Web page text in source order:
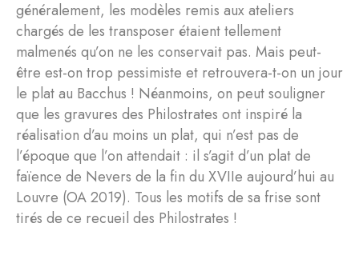
généralement, les modèles remis aux ateliers
chargés de les transposer étaient tellement
malmenés qu’on ne les conservait pas. Mais peut-
être est-on trop pessimiste et retrouvera-t-on un jour
le plat au Bacchus ! Néanmoins, on peut souligner
que les gravures des Philostrates ont inspiré la
réalisation d’au moins un plat, qui n’est pas de
l’époque que l’on attendait : il s’agit d’un plat de
faïence de Nevers de la fin du XVIIe aujourd’hui au
Louvre (OA 2019). Tous les motifs de sa frise sont
tirés de ce recueil des Philostrates !